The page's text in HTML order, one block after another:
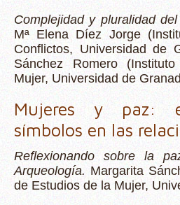
Complejidad y pluralidad
Mª Elena Díez Jorge
Conflictos, Universidad de
Sánchez Romero
Mujer, Universidad de
Mujeres y paz:
símbolos en las
Reflexionando sobre la
Arqueología. Margarita
de Estudios de la Mujer,